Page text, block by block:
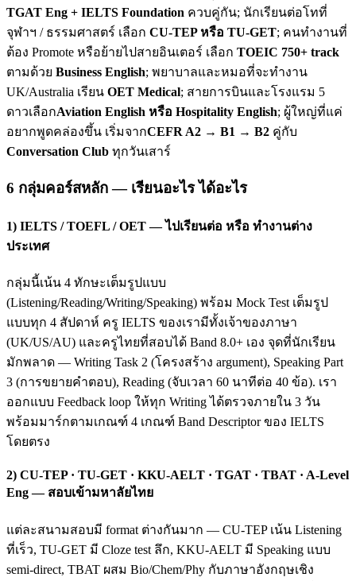
TGAT Eng + IELTS Foundation ควบคู่กัน; นักเรียนต่อโทที่
จุฬาฯ / ธรรมศาสตร์ เลือก CU-TEP หรือ TU-GET; คนทำงานที่
ต้อง Promote หรือย้ายไปสายอินเตอร์ เลือก TOEIC 750+ track
ตามด้วย Business English; พยาบาลและหมอที่จะทำงาน
UK/Australia เรียน OET Medical; สายการบินและโรงแรม 5
ดาวเลือกAviation English หรือ Hospitality English; ผู้ใหญ่ที่แค่
อยากพูดคล่องขึ้น เริ่มจากCEFR A2 → B1 → B2 คู่กับ
Conversation Club ทุกวันเสาร์
6 กลุ่มคอร์สหลัก — เรียนอะไร ได้อะไร
1) IELTS / TOEFL / OET — ไปเรียนต่อ หรือ ทำงานต่าง
ประเทศ
กลุ่มนี้เน้น 4 ทักษะเต็มรูปแบบ
(Listening/Reading/Writing/Speaking) พร้อม Mock Test เต็มรูป
แบบทุก 4 สัปดาห์ ครู IELTS ของเรามีทั้งเจ้าของภาษา
(UK/US/AU) และครูไทยที่สอบได้ Band 8.0+ เอง จุดที่นักเรียน
มักพลาด — Writing Task 2 (โครงสร้าง argument), Speaking Part
3 (การขยายคำตอบ), Reading (จับเวลา 60 นาทีต่อ 40 ข้อ). เรา
ออกแบบ Feedback loop ให้ทุก Writing ได้ตรวจภายใน 3 วัน
พร้อมมาร์กตามเกณฑ์ 4 เกณฑ์ Band Descriptor ของ IELTS
โดยตรง
2) CU-TEP · TU-GET · KKU-AELT · TGAT · TBAT · A-Level
Eng — สอบเข้ามหาลัยไทย
แต่ละสนามสอบมี format ต่างกันมาก — CU-TEP เน้น Listening
ที่เร็ว, TU-GET มี Cloze test ลึก, KKU-AELT มี Speaking แบบ
semi-direct, TBAT ผสม Bio/Chem/Phy กับภาษาอังกฤษเชิง